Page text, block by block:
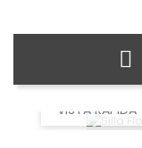
VISTA RÁPIDA